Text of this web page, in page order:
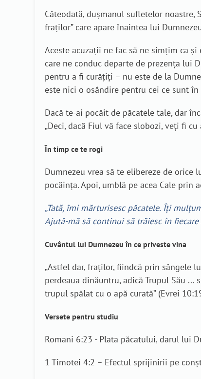
Câteodată, dușmanul sufletelor
fraților” care apare înaintea lui
Aceste acuzații ne fac să ne simțim ca
care ne conduc departe de prezența lui
pentru a fi curățiți – nu este de la
este nici o osândire pentru cei ce sunt în
Dacă te-ai pocăit de păcatele tale, dar
„Deci, dacă Fiul vă face slobozi, veți fi
În timp ce te rogi
Dumnezeu vrea să te elibereze de orice
pocăința. Apoi, umblă pe acea Cale
„Tată, îmi mărturisesc păcatele. Îți
Ajută-mă să continui să trăiesc în fiecare
Cuvântul lui Dumnezeu în ce priveste vina
„Astfel dar, fraților, fiindcă prin sângele
perdeaua dinăuntru, adică Trupul Său
trupul spălat cu o apă curată” (Evrei
Versete pentru studiu
Romani 6:23 - Plata păcatului, darul lui
1 Timotei 4:2 – Efectul sprijinirii pe